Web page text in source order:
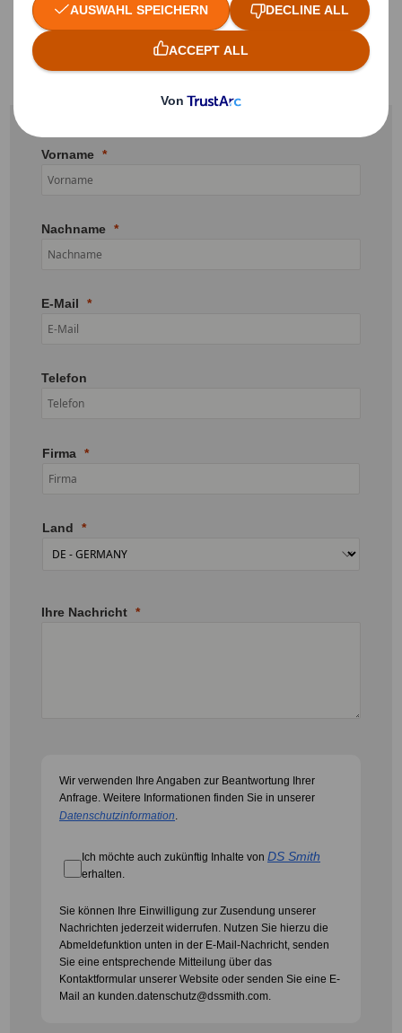
Vorname
Nachname
E-Mail
Telefon
Firma
Land
Ihre Nachricht
Wir verwenden Ihre Angaben zur Beantwortung Ihrer
Anfrage. Weitere Informationen finden Sie in unserer
Datenschutzinformation.
Ich möchte auch zukünftig Inhalte von DS Smith
erhalten.
Sie können Ihre Einwilligung zur Zusendung unserer
Nachrichten jederzeit widerrufen. Nutzen Sie hierzu die
Abmeldefunktion unten in der E-Mail-Nachricht, senden
Sie eine entsprechende Mitteilung über das
Kontaktformular unserer Website oder senden Sie eine E-
Mail an kunden.datenschutz@dssmith.com.